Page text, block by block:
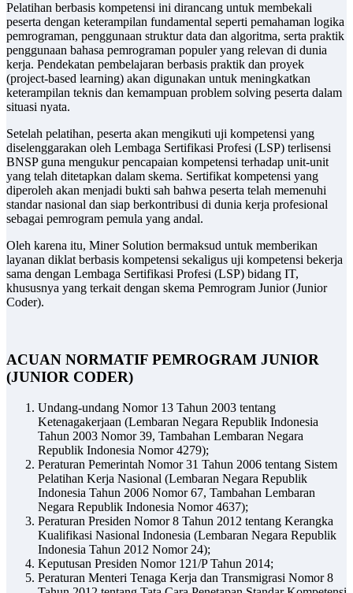
Pelatihan berbasis kompetensi ini dirancang untuk membekali
peserta dengan keterampilan fundamental seperti pemahaman logika
pemrograman, penggunaan struktur data dan algoritma, serta praktik
penggunaan bahasa pemrograman populer yang relevan di dunia
kerja. Pendekatan pembelajaran berbasis praktik dan proyek
(project-based learning) akan digunakan untuk meningkatkan
keterampilan teknis dan kemampuan problem solving peserta dalam
situasi nyata.
Setelah pelatihan, peserta akan mengikuti uji kompetensi yang
diselenggarakan oleh Lembaga Sertifikasi Profesi (LSP) terlisensi
BNSP guna mengukur pencapaian kompetensi terhadap unit-unit
yang telah ditetapkan dalam skema. Sertifikat kompetensi yang
diperoleh akan menjadi bukti sah bahwa peserta telah memenuhi
standar nasional dan siap berkontribusi di dunia kerja profesional
sebagai pemrogram pemula yang andal.
Oleh karena itu, Miner Solution bermaksud untuk memberikan
layanan diklat berbasis kompetensi sekaligus uji kompetensi bekerja
sama dengan Lembaga Sertifikasi Profesi (LSP) bidang IT,
khususnya yang terkait dengan skema Pemrogram Junior (Junior
Coder).
ACUAN NORMATIF PEMROGRAM JUNIOR
(JUNIOR CODER)
Undang-undang Nomor 13 Tahun 2003 tentang
Ketenagakerjaan (Lembaran Negara Republik Indonesia
Tahun 2003 Nomor 39, Tambahan Lembaran Negara
Republik Indonesia Nomor 4279);
Peraturan Pemerintah Nomor 31 Tahun 2006 tentang Sistem
Pelatihan Kerja Nasional (Lembaran Negara Republik
Indonesia Tahun 2006 Nomor 67, Tambahan Lembaran
Negara Republik Indonesia Nomor 4637);
Peraturan Presiden Nomor 8 Tahun 2012 tentang Kerangka
Kualifikasi Nasional Indonesia (Lembaran Negara Republik
Indonesia Tahun 2012 Nomor 24);
Keputusan Presiden Nomor 121/P Tahun 2014;
Peraturan Menteri Tenaga Kerja dan Transmigrasi Nomor 8